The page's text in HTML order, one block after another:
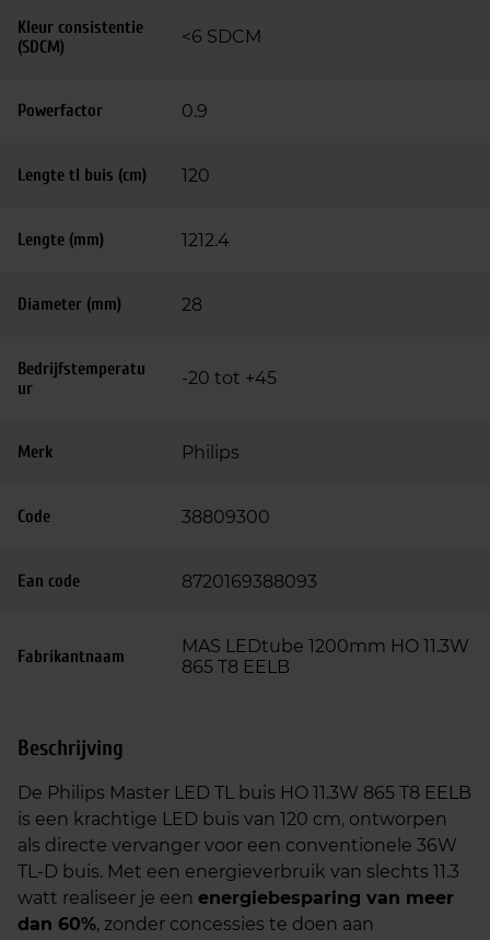
Kleur consistentie
(SDCM)
<6 SDCM
Powerfactor 0.9
Lengte tl buis (cm) 120
Lengte (mm) 1212.4
Diameter (mm) 28
Bedrijfstemperatu
ur
-20 tot +45
Merk Philips
Code 38809300
Ean code 8720169388093
Fabrikantnaam
MAS LEDtube 1200mm HO 11.3W
865 T8 EELB
Beschrijving
De Philips Master LED TL buis HO 11.3W 865 T8 EELB
is een krachtige LED buis van 120 cm, ontworpen
als directe vervanger voor een conventionele 36W
TL-D buis. Met een energieverbruik van slechts 11.3
watt realiseer je een energiebesparing van meer
dan 60%, zonder concessies te doen aan